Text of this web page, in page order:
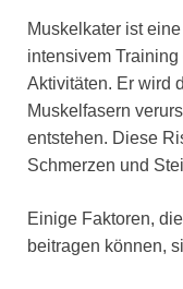
Muskelkater ist
intensivem
Aktivitäten. Er wird
Muskelfasern
entstehen. Diese
Schmerzen und
Einige Faktoren,
beitragen können,